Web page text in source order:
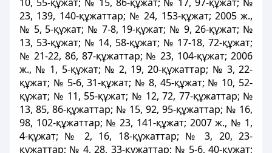
23, 139, 140-құжаттар; № 24, 153-құжат; 2005 ж.,
№ 5, 5-құжат; № 7-8, 19-құжат; № 9, 26-құжат; №
13, 53-құжат; № 14, 58-құжат; № 17-18, 72-құжат;
№ 21-22, 86, 87-құжаттар; № 23, 104-құжат; 2006
ж., № 1, 5-құжат; № 2, 19, 20-құжаттар; № 3, 22-
құжат; № 5-6, 31-құжат; № 8, 45-құжат; № 10, 52-
құжат; № 11, 55-құжат; № 12, 72, 77-құжаттар; №
13, 85, 86-құжаттар; № 15, 92, 95-құжаттар; № 16,
98, 102-құжаттар; № 23, 141-құжат; 2007 ж., № 1,
4-құжат; № 2, 16, 18-құжаттар; № 3, 20, 23-
құжаттар; № 4, 28, 33-құжаттар; № 5-6, 40-құжат;